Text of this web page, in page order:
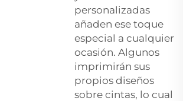
personalizadas
añaden ese toque
especial a cualquier
ocasión. Algunos
imprimirán sus
propios diseños
sobre cintas, lo cual